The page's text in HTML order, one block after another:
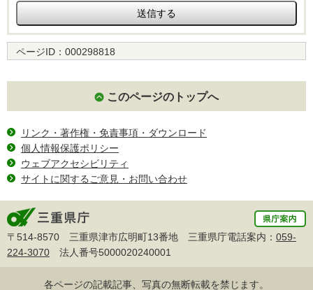
ページID： 000298818
このページのトップへ
リンク・著作権・免責事項・ダウンロード
個人情報保護ポリシー
ウェブアクセシビリティ
サイトに関するご意見・お問い合わせ
〒514-8570 三重県津市広明町13番地 三重県庁電話案内： 059-
224-3070 法人番号5000020240001
各ページの記載記事、写真の無断転載を禁じます。